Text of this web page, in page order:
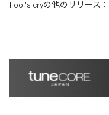
Fool's cryの他のリリース：